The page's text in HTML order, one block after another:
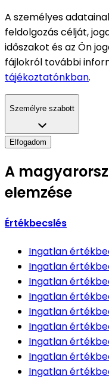
A személyes
feldolgozás célját,
időszakot és az Ön
fájlokról további
tájékoztatónkban.
Személyre szabott
Elfogadom
A
elemzése
Értékbecslés
Ingatlan
Ingatlan
Ingatlan
Ingatlan
Ingatlan
Ingatlan
Ingatlan
Ingatlan
Ingatlan